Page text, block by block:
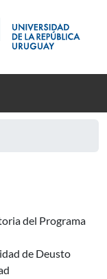
Proyecto SUD-UE
del Programa
de Deusto